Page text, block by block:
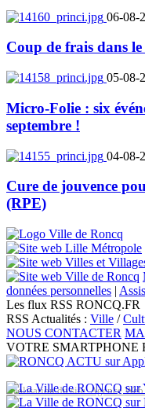
06-08-
Coup de frais dans
05-08-
Micro-Folie : six
septembre !
04-08-
Cure de jouvence
(RPE)
données personnelles |
Les flux RSS RONCQ.FR
RSS Actualités : Ville /
NOUS CONTACTER
VOTRE SMARTPHONE
Réalisation du site: Agence